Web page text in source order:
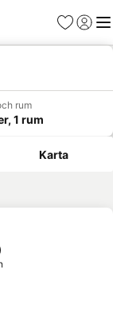
Favoriter
Logga
rum
1 rum
Karta
Favoriter
priser